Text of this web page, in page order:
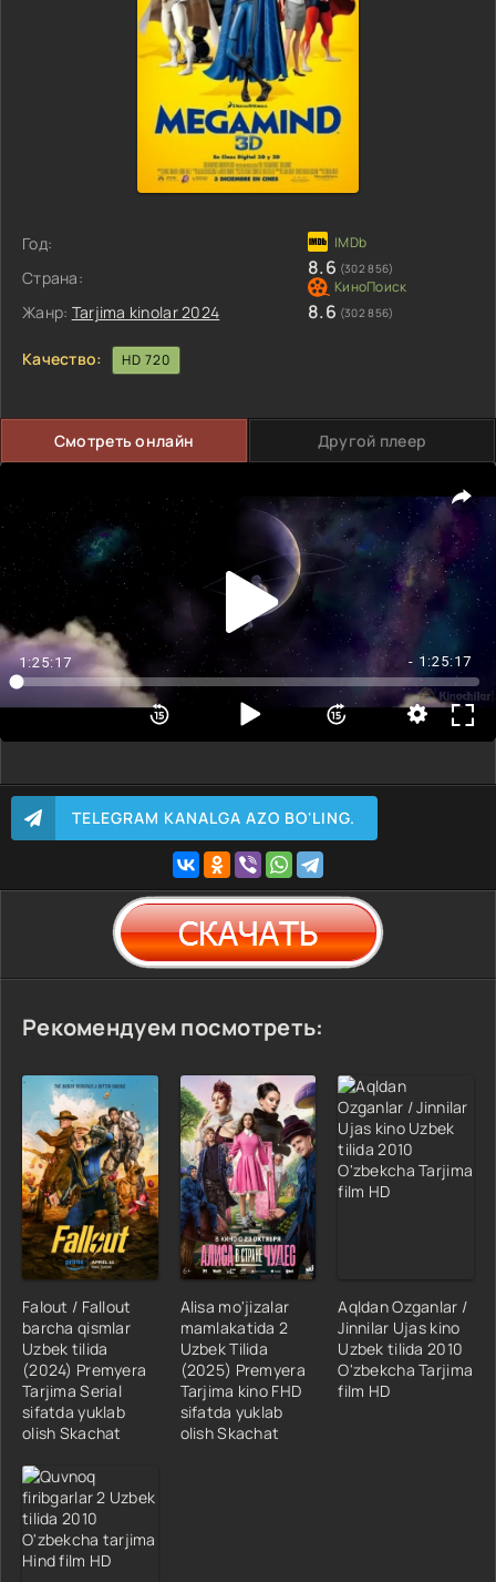
Год:
Страна:
Жанр: Tarjima kinolar 2024
8.6 (302 856)
8.6 (302 856)
Качество: HD 720
Смотреть онлайн Другой плеер
1:25:17 - 1:25:17
TELEGRAM KANALGA AZO BO'LING.
Рекомендуем посмотреть:
Falout / Fallout
barcha qismlar
Uzbek tilida
(2024) Premyera
Tarjima Serial
sifatda yuklab
olish Skachat
Alisa mo'jizalar
mamlakatida 2
Uzbek Tilida
(2025) Premyera
Tarjima kino FHD
sifatda yuklab
olish Skachat
Aqldan Ozganlar /
Jinnilar Ujas kino
Uzbek tilida 2010
O'zbekcha Tarjima
film HD